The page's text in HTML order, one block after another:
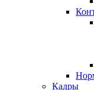
Кадры